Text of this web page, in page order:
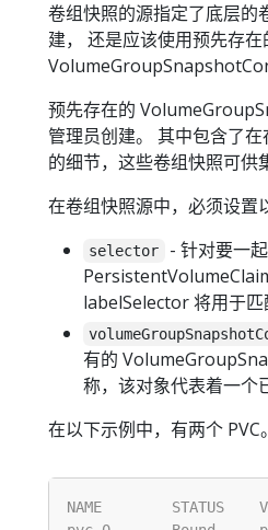
卷组快照的源指定了底层的
建， 还是应该使用预先存在
预先存在的
管理员创建。 其中包含了
的细节，这些卷组快照可供
在卷组快照源中，必须设置
selector
- 针对要一
labelSelector 将用于匹
有的
称，该对象代表着一个
在以下示例中，有两个 PVC。